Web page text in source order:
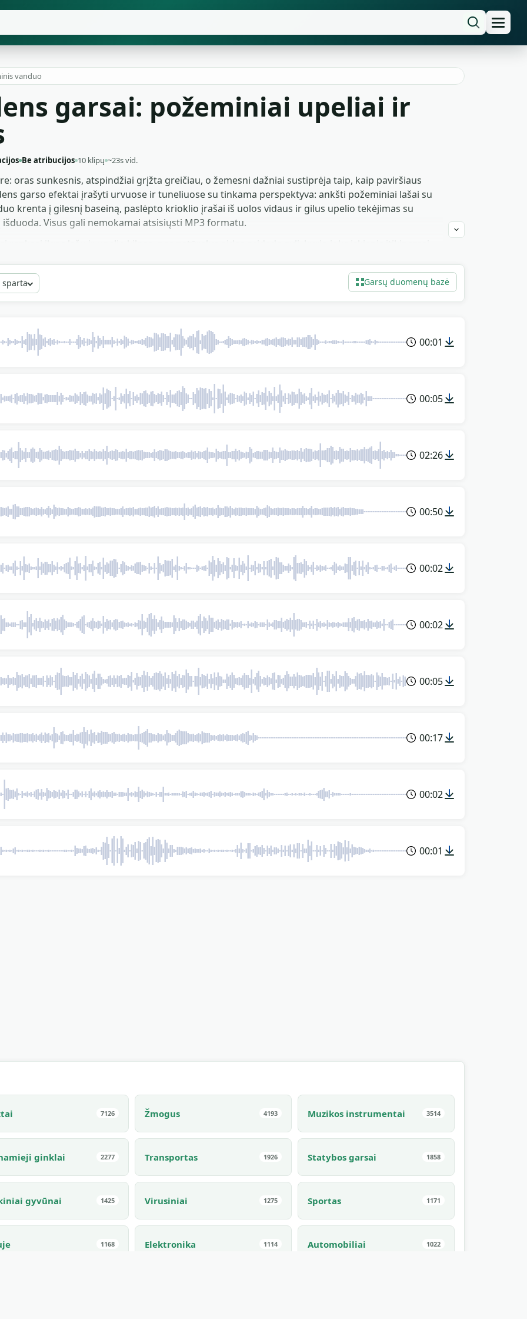
vanduo
garsai: požeminiai upeliai ir
Be atribucijos 10 klipų ~23s vid.
oras sunkesnis, atspindžiai grįžta greičiau, o žemesni dažniai sustiprėja taip, kaip paviršiaus
garso efektai įrašyti urvuose ir tuneliuose su tinkama perspektyva: ankšti požeminiai lašai su
krenta į gilesnį baseiną, paslėpto krioklio įrašai iš uolos vidaus ir gilus upelio tekėjimas su
Visus gali nemokamai atsisiųsti MP3 formatu.
geologiją ir speleologiją griebia krioklio medžiagą pasakojimui virš urvo vidaus kadrų. Be
sparta Garsų duomenų bazė
00:01
00:05
02:26
00:50
00:02
00:02
00:05
00:17
00:02
00:01
7126 Žmogus 4193 Muzikos instrumentai 3514
ginklai 2277 Transportas 1926 Statybos garsai 1858
gyvūnai 1425 Virusiniai 1275 Sportas 1171
1168 Elektronika 1114 Automobiliai 1022